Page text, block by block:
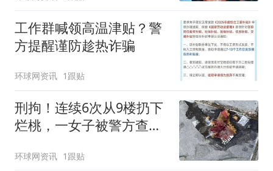
工作群喊领高温津贴？警
方提醒谨防趁热诈骗
环球网资讯 1跟贴
刑拘！连续6次从9楼扔下
烂桃，一女子被警方查
环球网资讯 1跟贴